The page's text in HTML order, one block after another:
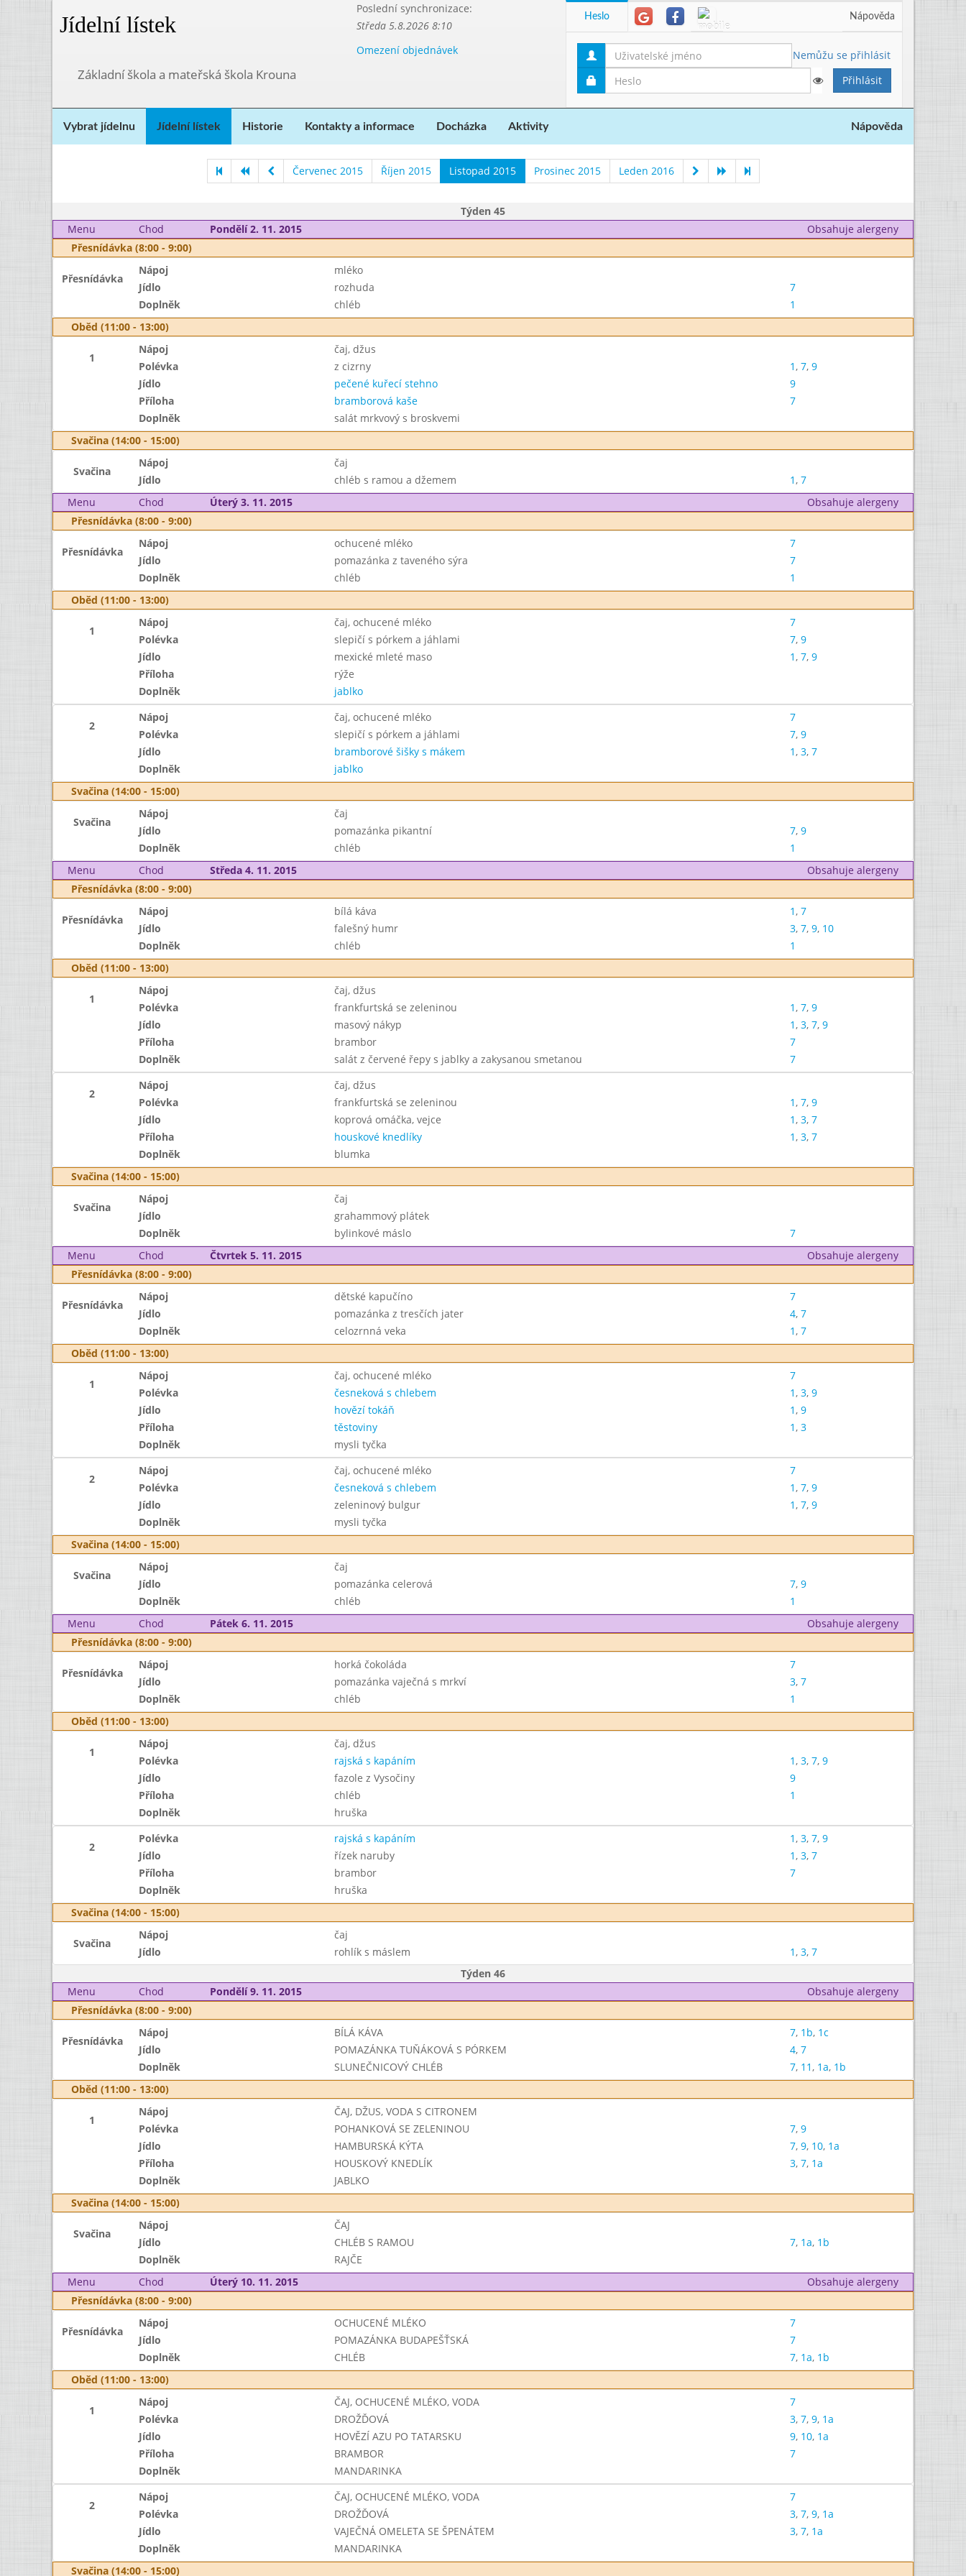
Jídelní lístek
Poslední synchronizace:
Středa 5.8.2026 8:10
Omezení objednávek
Základní škola a mateřská škola Krouna
Heslo Nápověda
Nemůžu se přihlásit
Vybrat jídelnu Jídelní lístek Historie Kontakty a informace Docházka Aktivity Nápověda
Červenec 2015 Říjen 2015 Listopad 2015 Prosinec 2015 Leden 2016
Týden 45
Menu
Chod Pondělí 2. 11. 2015
Obsahuje alergeny
Přesnídávka (8:00 - 9:00)
Přesnídávka
Nápoj
mléko
Jídlo
rozhuda
7
Doplněk
chléb
1
Oběd (11:00 - 13:00)
1
Nápoj
čaj, džus
Polévka
z cizrny 1, 7, 9
Jídlo
pečené kuřecí stehno
9
Příloha
bramborová kaše
7
Doplněk
salát mrkvový s broskvemi
Svačina (14:00 - 15:00)
Svačina
Nápoj
čaj
Jídlo
chléb s ramou a džemem 1, 7
Menu
Chod Úterý 3. 11. 2015
Obsahuje alergeny
Přesnídávka (8:00 - 9:00)
Přesnídávka
Nápoj ochucené mléko
7
Jídlo
pomazánka z taveného sýra
7
Doplněk
chléb
1
Oběd (11:00 - 13:00)
1
Nápoj čaj, ochucené mléko
7
Polévka
slepičí s pórkem a jáhlami 7, 9
Jídlo
mexické mleté maso 1, 7, 9
Příloha
rýže
Doplněk
jablko
2
Nápoj čaj, ochucené mléko
7
Polévka
slepičí s pórkem a jáhlami 7, 9
Jídlo
bramborové šišky s mákem 1, 3, 7
Doplněk
jablko
Svačina (14:00 - 15:00)
Svačina
Nápoj
čaj
Jídlo
pomazánka pikantní 7, 9
Doplněk
chléb
1
Menu
Chod Středa 4. 11. 2015
Obsahuje alergeny
Přesnídávka (8:00 - 9:00)
Přesnídávka
Nápoj bílá káva 1, 7
Jídlo
falešný humr 3, 7, 9, 10
Doplněk
chléb
1
Oběd (11:00 - 13:00)
1
Nápoj
čaj, džus
Polévka
frankfurtská se zeleninou 1, 7, 9
Jídlo
masový nákyp 1, 3, 7, 9
Příloha
brambor
7
Doplněk
salát z červené řepy s jablky a zakysanou smetanou 7
2
Nápoj
čaj, džus
Polévka
frankfurtská se zeleninou 1, 7, 9
Jídlo
koprová omáčka, vejce 1, 3, 7
Příloha
houskové knedlíky 1, 3, 7
Doplněk
blumka
Svačina (14:00 - 15:00)
Svačina
Nápoj
čaj
Jídlo
grahammový plátek
Doplněk
bylinkové máslo
7
Menu
Chod Čtvrtek 5. 11. 2015
Obsahuje alergeny
Přesnídávka (8:00 - 9:00)
Přesnídávka
Nápoj dětské kapučíno
7
Jídlo
pomazánka z tresčích jater 4, 7
Doplněk
celozrnná veka 1, 7
Oběd (11:00 - 13:00)
1
Nápoj čaj, ochucené mléko
7
Polévka
česneková s chlebem 1, 3, 9
Jídlo
hovězí tokáň 1, 9
Příloha
těstoviny 1, 3
Doplněk
mysli tyčka
2
Nápoj čaj, ochucené mléko
7
Polévka
česneková s chlebem 1, 7, 9
Jídlo
zeleninový bulgur 1, 7, 9
Doplněk
mysli tyčka
Svačina (14:00 - 15:00)
Svačina
Nápoj
čaj
Jídlo
pomazánka celerová 7, 9
Doplněk
chléb
1
Menu
Chod Pátek 6. 11. 2015
Obsahuje alergeny
Přesnídávka (8:00 - 9:00)
Přesnídávka
Nápoj horká čokoláda
7
Jídlo
pomazánka vaječná s mrkví 3, 7
Doplněk
chléb
1
Oběd (11:00 - 13:00)
1
Nápoj
čaj, džus
Polévka
rajská s kapáním 1, 3, 7, 9
Jídlo
fazole z Vysočiny
9
Příloha
chléb
1
Doplněk
hruška
2
Polévka rajská s kapáním 1, 3, 7, 9
Jídlo
řízek naruby 1, 3, 7
Příloha
brambor
7
Doplněk
hruška
Svačina (14:00 - 15:00)
Svačina
Nápoj
čaj
Jídlo
rohlík s máslem 1, 3, 7
Týden 46
Menu
Chod Pondělí 9. 11. 2015
Obsahuje alergeny
Přesnídávka (8:00 - 9:00)
Přesnídávka
Nápoj BÍLÁ KÁVA 7, 1b, 1c
Jídlo
POMAZÁNKA TUŇÁKOVÁ S PÓRKEM 4, 7
Doplněk
SLUNEČNICOVÝ CHLÉB 7, 11, 1a, 1b
Oběd (11:00 - 13:00)
1
Nápoj
ČAJ, DŽUS, VODA S CITRONEM
Polévka
POHANKOVÁ SE ZELENINOU 7, 9
Jídlo
HAMBURSKÁ KÝTA 7, 9, 10, 1a
Příloha
HOUSKOVÝ KNEDLÍK 3, 7, 1a
Doplněk
JABLKO
Svačina (14:00 - 15:00)
Svačina
Nápoj
ČAJ
Jídlo
CHLÉB S RAMOU 7, 1a, 1b
Doplněk
RAJČE
Menu
Chod Úterý 10. 11. 2015
Obsahuje alergeny
Přesnídávka (8:00 - 9:00)
Přesnídávka
Nápoj OCHUCENÉ MLÉKO
7
Jídlo
POMAZÁNKA BUDAPEŠŤSKÁ
7
Doplněk
CHLÉB 7, 1a, 1b
Oběd (11:00 - 13:00)
1
Nápoj ČAJ, OCHUCENÉ MLÉKO, VODA
7
Polévka
DROŽĎOVÁ 3, 7, 9, 1a
Jídlo
HOVĚZÍ AZU PO TATARSKU 9, 10, 1a
Příloha
BRAMBOR
7
Doplněk
MANDARINKA
2
Nápoj ČAJ, OCHUCENÉ MLÉKO, VODA
7
Polévka
DROŽĎOVÁ 3, 7, 9, 1a
Jídlo
VAJEČNÁ OMELETA SE ŠPENÁTEM 3, 7, 1a
Doplněk
MANDARINKA
Svačina (14:00 - 15:00)